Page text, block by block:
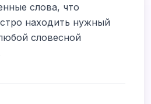
слова, что
находить нужный
словесной